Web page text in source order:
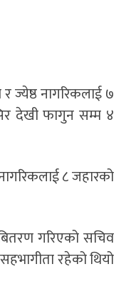
ज्येष्ठ नागरिकलाई ७
देखी फागुन सम्म ४
८ जहारको
गरिएको सचिव
रहेको थियो